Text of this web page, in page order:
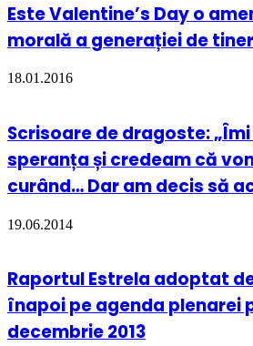
Este Valentine’s Day o
morală a generației de
18.01.2016
Scrisoare de dragoste:
speranța și credeam că
curând… Dar am decis să
19.06.2014
Raportul Estrela adoptat
înapoi pe agenda plenarei
decembrie 2013